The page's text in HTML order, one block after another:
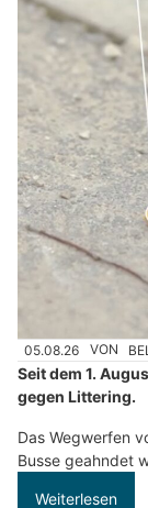
05.08.26 VON
Seit dem 1.
gegen Littering.
Das Wegwerfen
Busse geahndet
Weiterlesen